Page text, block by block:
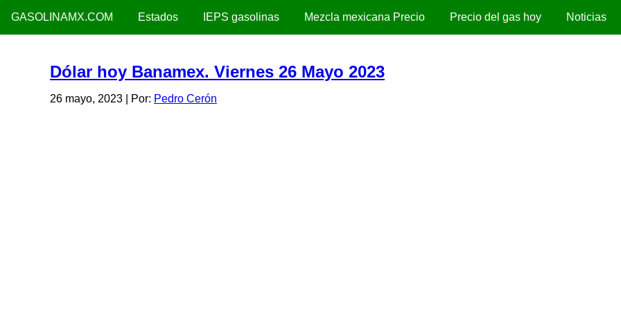
GASOLINAMX.COM Estados IEPS gasolinas Mezcla mexicana Precio Precio del gas hoy Noticias
Dólar hoy Banamex. Viernes 26 Mayo 2023
26 mayo, 2023 | Por: Pedro Cerón